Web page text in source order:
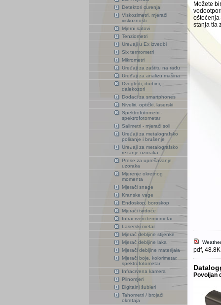
Detektori curenja
Viskozimetri, mjerači
viskoznosti
Mjerni satovi
Tenziometri
Uređaji u Ex izvedbi
Six termometri
Mikrometri
Uređaji za zaštitu na radu
Uređaji za analizu mašina
Dvogledi, durbini,
dalekozori
Dodaci za smartphones
Niveliri, optički, laserski
Spektrofotometri -
spektrofotometar
Salimetri - mjerači soli
Uređaji za metalografsko
poliranje i brušenje
Uređaji za metalografsko
rezanje uzoraka
Prese za uprešavanje
uzoraka
Mjerenje okretnog
momenta
Mjerači snage
Kranske vage
Endoskop, boroskop
Mjerači tvrdoće
Infracrveni termometar
Laserski metar
Mjerač debljine stijenke
Mjerač debljine laka
Mjerači debljine materijala
Mjerači boje, kolorimetar,
spektrofotometar
Infracrvena kamera
Plinomjeri
Digitalni šubleri
Tahometri / brojači
okretaja
Možete
stanja tla
pdf,
Povoljan